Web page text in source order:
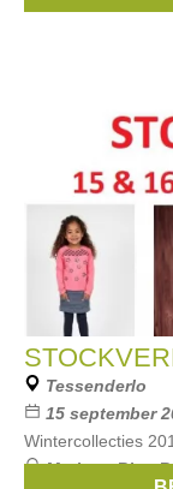
Tessenderlo
15 september
Wintercollecties
Merken:Blue